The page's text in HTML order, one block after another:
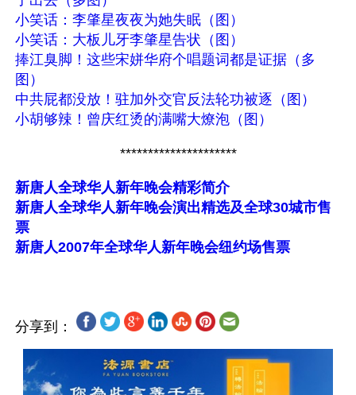
小笑话：李肇星夜夜为她失眠（图）
小笑话：大板儿牙李肇星告状（图）
捧江臭脚！这些宋姘华府个唱题词都是证据（多
图）
中共屁都没放！驻加外交官反法轮功被逐（图）
小胡够辣！曾庆红烫的满嘴大燎泡（图）
*********************
新唐人全球华人新年晚会精彩简介
新唐人全球华人新年晚会演出精选及全球30城市售
票
新唐人2007年全球华人新年晚会纽约场售票
分享到：